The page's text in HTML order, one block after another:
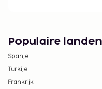
Populaire landen
Spanje
Turkije
Frankrijk